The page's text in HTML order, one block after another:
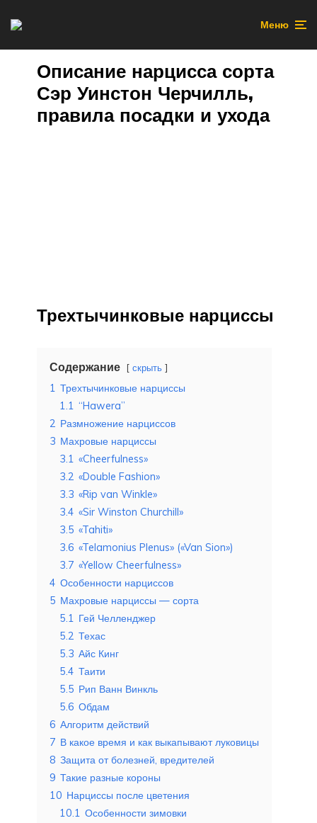
Меню
Описание нарцисса сорта
Сэр Уинстон Черчилль,
правила посадки и ухода
Трехтычинковые нарциссы
Содержание скрыть
1 Трехтычинковые нарциссы
1.1 “Hawera”
2 Размножение нарциссов
3 Махровые нарциссы
3.1 «Cheerfulness»
3.2 «Double Fashion»
3.3 «Rip van Winkle»
3.4 «Sir Winston Churchill»
3.5 «Tahiti»
3.6 «Telamonius Plenus» («Van Sion»)
3.7 «Yellow Cheerfulness»
4 Особенности нарциссов
5 Махровые нарциссы — сорта
5.1 Гей Челленджер
5.2 Техас
5.3 Айс Кинг
5.4 Таити
5.5 Рип Ванн Винкль
5.6 Обдам
6 Алгоритм действий
7 В какое время и как выкапывают луковицы
8 Защита от болезней, вредителей
9 Такие разные короны
10 Нарциссы после цветения
10.1 Особенности зимовки